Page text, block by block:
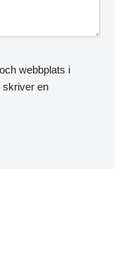
webbplats i
skriver en